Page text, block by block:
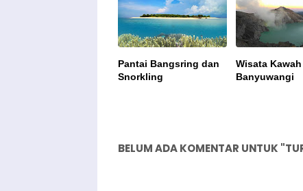
Pantai Bangsring dan
Snorkling
Wisata
Banyuwangi
BELUM ADA KOMENTAR UNTUK